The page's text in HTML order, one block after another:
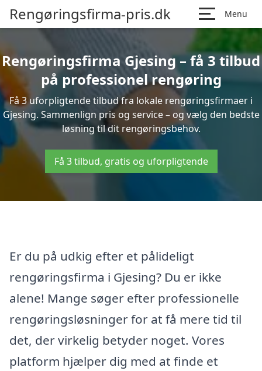
Rengøringsfirma-pris.dk Menu
Rengøringsfirma Gjesing – få 3 tilbud
på professionel rengøring
Få 3 uforpligtende tilbud fra lokale rengøringsfirmaer i
Gjesing. Sammenlign pris og service – og vælg den bedste
løsning til dit rengøringsbehov.
Få 3 tilbud, gratis og uforpligtende
Er du på udkig efter et pålideligt
rengøringsfirma i Gjesing? Du er ikke
alene! Mange søger efter professionelle
rengøringsløsninger for at få mere tid til
det, der virkelig betyder noget. Vores
platform hjælper dig med at finde et